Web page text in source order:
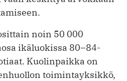
noin 50 000
ikäluokissa 80–84-
Kuolinpaikka on
toimintayksikkö,